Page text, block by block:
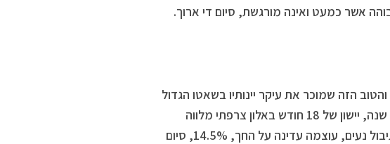
של היקב הקטן והטוב הזה שמוכר את עיקר יינותיו בשאטו הגדול
שביקב, בטברנה הפופולרית שלהם. גפנים ותיקות, 50-60 שנה, יישון של 18 חודש באלון צרפתי מלווה
בשישה נוספים בבקבוק, טרום שיווקו. פרי כהה על האף, תיבול נעים, עוצמה עדינה על החך, 14.5%, סיום